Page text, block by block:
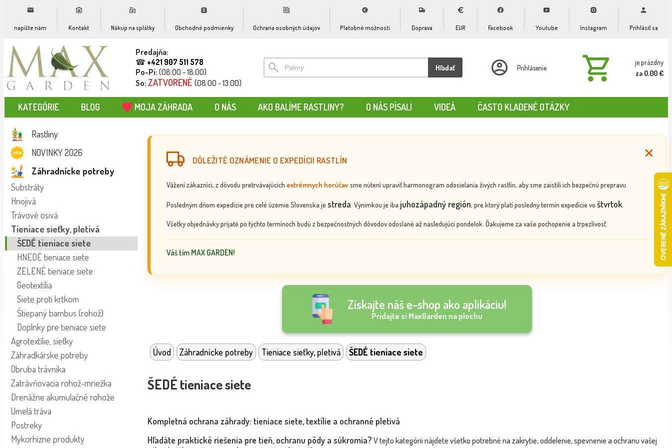
napíšte nám Kontakt Nákup na splátky Obchodné podmienky Ochrana osobných údajov Platobné možnosti Doprava EUR Facebook Youtube Instagram Prihlásiť sa
Predajňa:
☎ +421 907 511 578
Po-Pi: (08:00 - 18:00)
So: ZATVORENÉ (08:00 - 13:00)
Hľadať Prihlásenie
je prázdny
za 0.00 €
KATEGÓRIE BLOG MOJA ZÁHRADA O NÁS AKO BALÍME RASTLINY? O NÁS PÍSALI VIDEÁ ČASTO KLADENÉ OTÁZKY
Rastliny
NOVINKY 2026
Záhradnícke potreby
Substráty
Hnojivá
Trávové osivá
Tieniace sieťky, pletivá
ŠEDÉ tieniace siete
HNEDÉ tieniace siete
ZELENÉ tieniace siete
Geotextília
Siete proti krtkom
Štiepaný bambus (rohož)
Doplnky pre tieniace siete
Agrotextílie, sieťky
Záhradkárske potreby
Obruba trávnika
Zatrávňovacia rohož-mriežka
Drenážne akumulačné rohože
Umelá tráva
Postreky
Mykorhízne produkty
DÔLEŽITÉ OZNÁMENIE O EXPEDÍCII RASTLÍN
Vážení zákazníci, z dôvodu pretrvávajúcich extrémnych horúčavsme nútení upraviť harmonogram odosielania živých rastlín, aby sme zaistili ich bezpečnú prepravu.
Posledným dňom expedície pre celé územie Slovenska je streda . Výnimkou je iba juhozápadný región, pre ktorý platí posledný termín expedície vo štvrtok.
Všetky objednávky prijaté po týchto termínoch budú z bezpečnostných dôvodov odoslané až nasledujúci pondelok. Ďakujeme za vaše pochopenie a trpezlivosť.
Váš tím MAX GARDEN!
Získajte náš e-shop ako aplikáciu!
Pridajte si MaxGarden na plochu
Úvod Záhradnícke potreby Tieniace sieťky, pletivá ŠEDÉ tieniace siete
ŠEDÉ tieniace siete
Kompletná ochrana záhrady: tieniace siete, textílie a ochranné pletivá
Hľadáte praktické riešenia pre tieň, ochranu pôdy a súkromia? V tejto kategórii nájdete všetko potrebné na zakrytie, oddelenie, spevnenie a ochranu vašej